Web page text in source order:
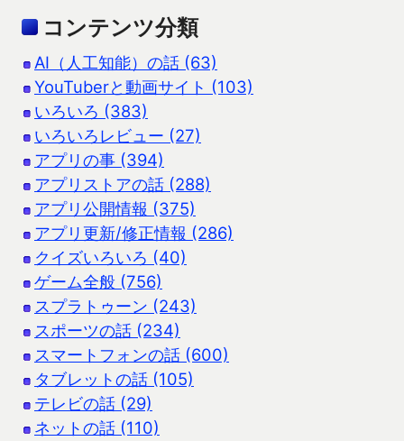
コンテンツ分類
AI（人工知能）の話 (63)
YouTuberと動画サイト (103)
いろいろ (383)
いろいろレビュー (27)
アプリの事 (394)
アプリストアの話 (288)
アプリ公開情報 (375)
アプリ更新/修正情報 (286)
クイズいろいろ (40)
ゲーム全般 (756)
スプラトゥーン (243)
スポーツの話 (234)
スマートフォンの話 (600)
タブレットの話 (105)
テレビの話 (29)
ネットの話 (110)